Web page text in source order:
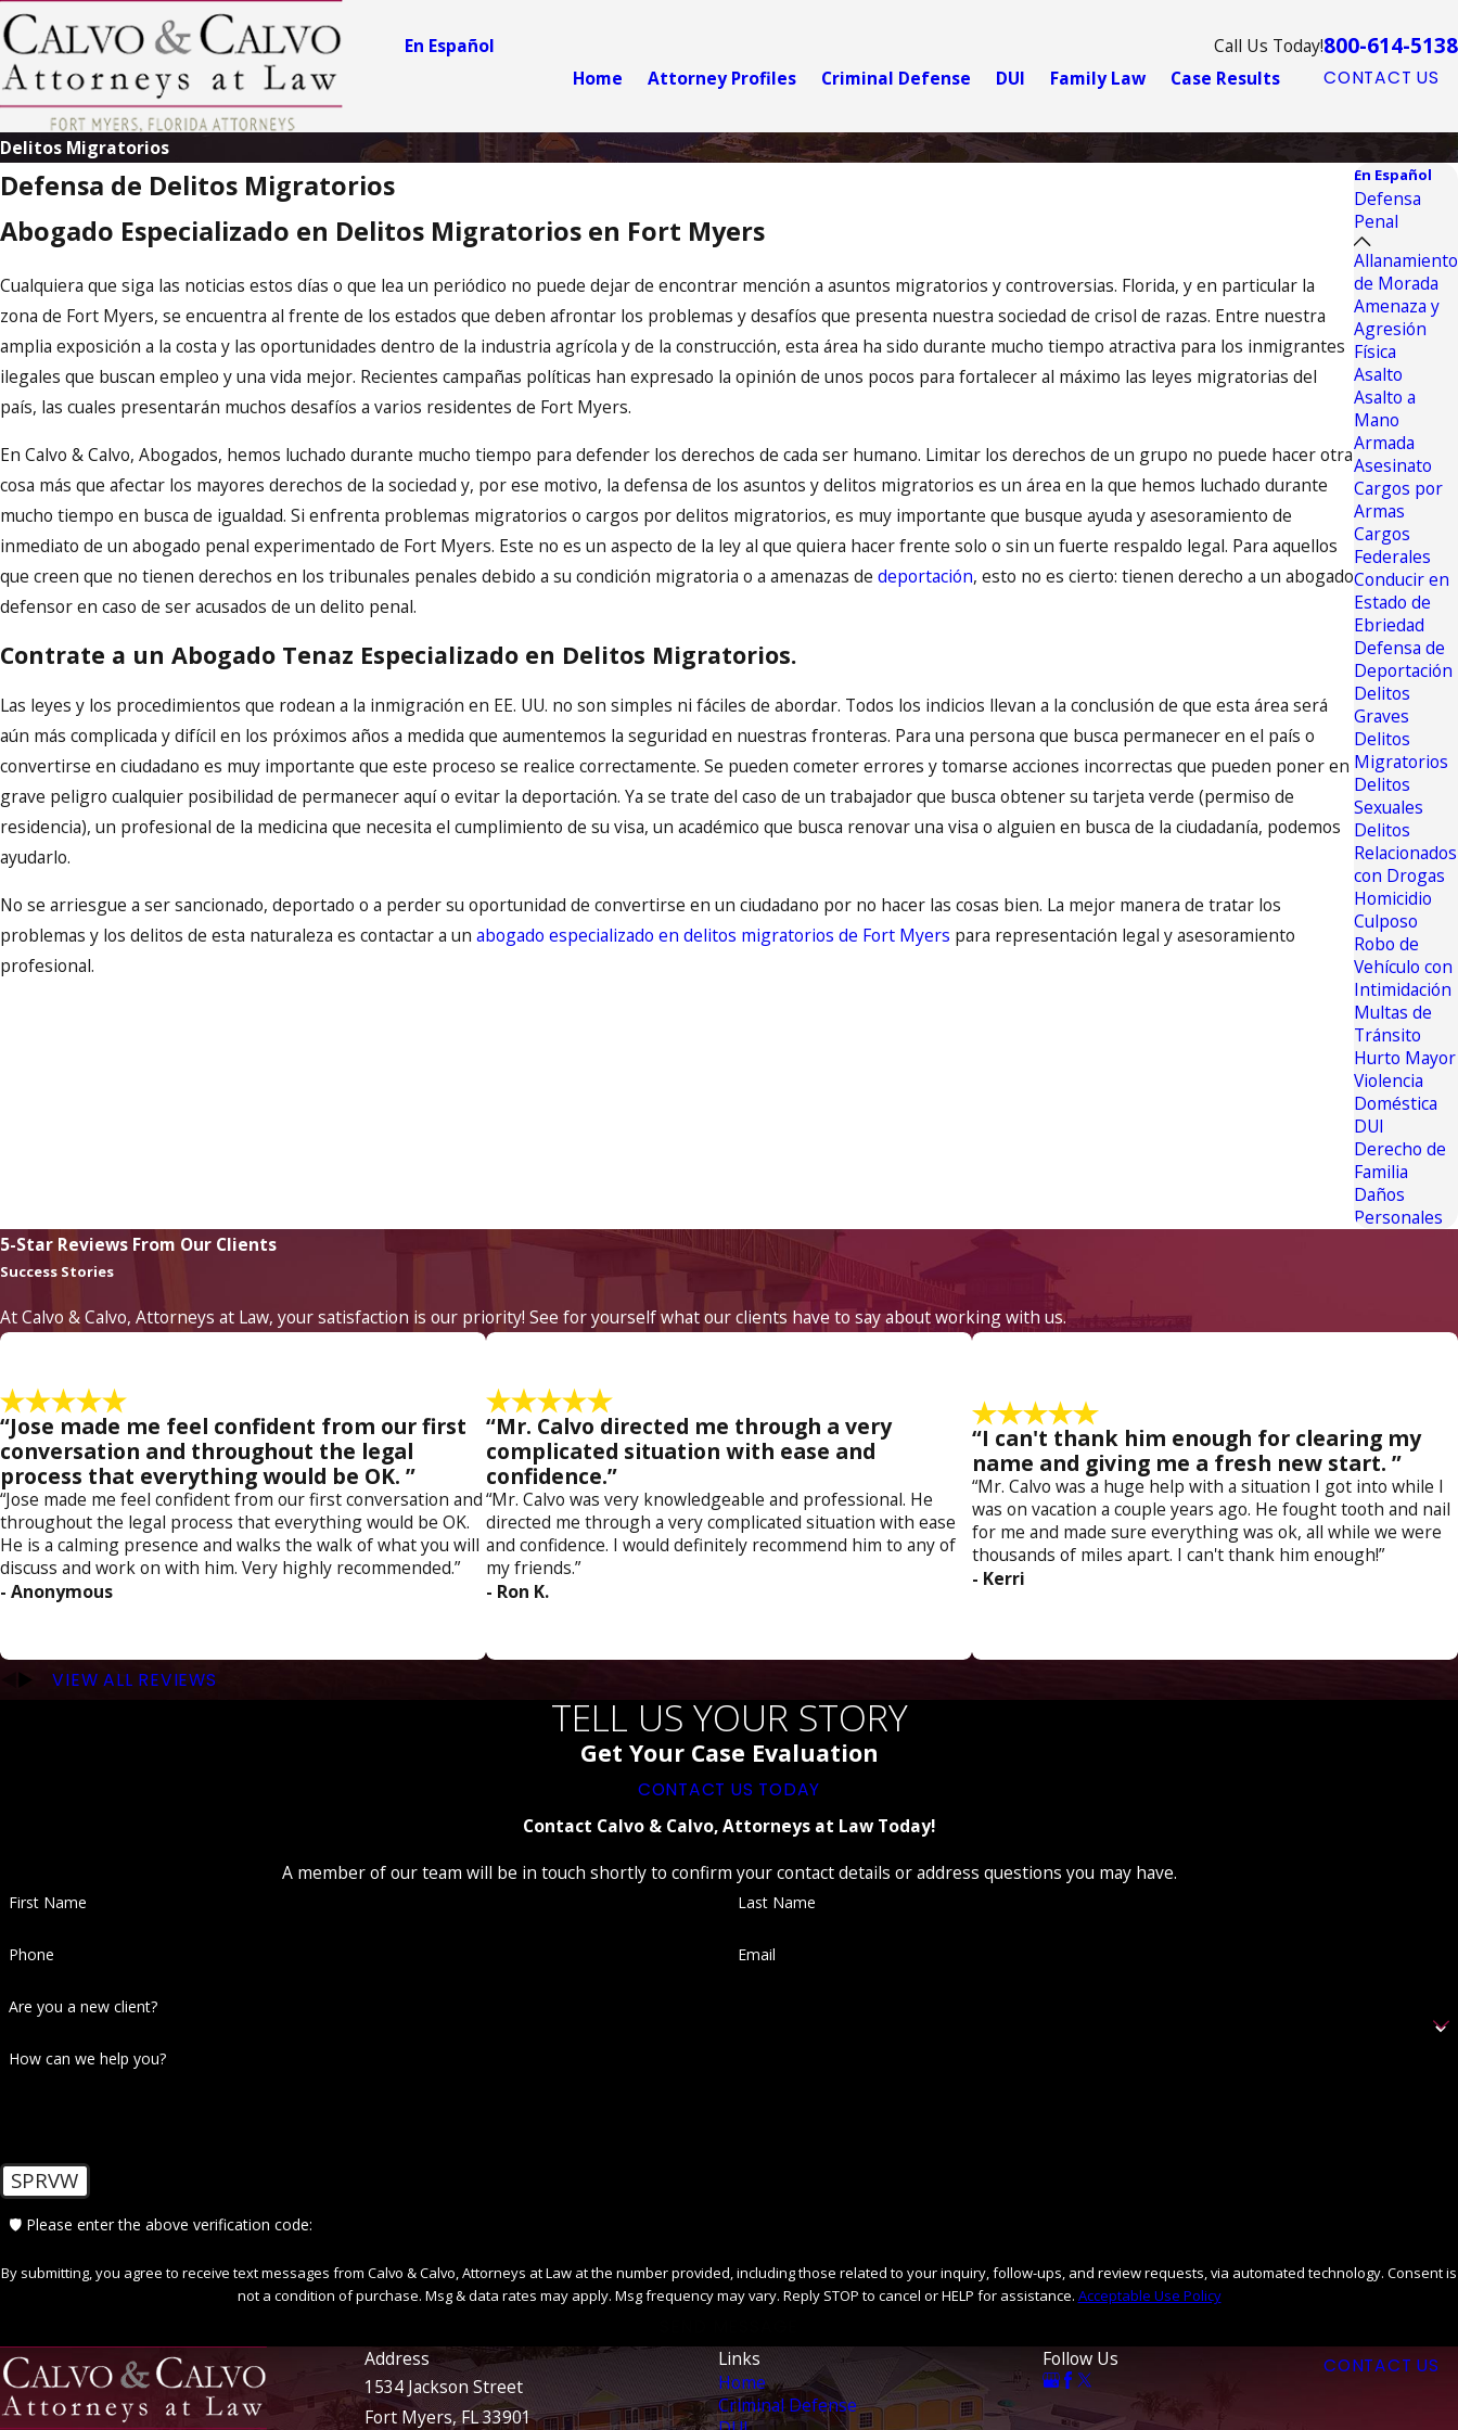
En Español Call Us Today!800-614-5138
Home Attorney Profiles Criminal Defense DUI Family Law Case Results CONTACT US
Delitos Migratorios
Defensa de Delitos Migratorios
Abogado Especializado en Delitos Migratorios en Fort Myers
Cualquiera que siga las noticias estos días o que lea un periódico no puede dejar de encontrar mención a asuntos migratorios y controversias. Florida, y en particular la
zona de Fort Myers, se encuentra al frente de los estados que deben afrontar los problemas y desafíos que presenta nuestra sociedad de crisol de razas. Entre nuestra
amplia exposición a la costa y las oportunidades dentro de la industria agrícola y de la construcción, esta área ha sido durante mucho tiempo atractiva para los inmigrantes
ilegales que buscan empleo y una vida mejor. Recientes campañas políticas han expresado la opinión de unos pocos para fortalecer al máximo las leyes migratorias del
país, las cuales presentarán muchos desafíos a varios residentes de Fort Myers.
En Calvo & Calvo, Abogados, hemos luchado durante mucho tiempo para defender los derechos de cada ser humano. Limitar los derechos de un grupo no puede hacer otra
cosa más que afectar los mayores derechos de la sociedad y, por ese motivo, la defensa de los asuntos y delitos migratorios es un área en la que hemos luchado durante
mucho tiempo en busca de igualdad. Si enfrenta problemas migratorios o cargos por delitos migratorios, es muy importante que busque ayuda y asesoramiento de
inmediato de un abogado penal experimentado de Fort Myers. Este no es un aspecto de la ley al que quiera hacer frente solo o sin un fuerte respaldo legal. Para aquellos
que creen que no tienen derechos en los tribunales penales debido a su condición migratoria o a amenazas de deportación, esto no es cierto: tienen derecho a un abogado
defensor en caso de ser acusados de un delito penal.
Contrate a un Abogado Tenaz Especializado en Delitos Migratorios.
Las leyes y los procedimientos que rodean a la inmigración en EE. UU. no son simples ni fáciles de abordar. Todos los indicios llevan a la conclusión de que esta área será
aún más complicada y difícil en los próximos años a medida que aumentemos la seguridad en nuestras fronteras. Para una persona que busca permanecer en el país o
convertirse en ciudadano es muy importante que este proceso se realice correctamente. Se pueden cometer errores y tomarse acciones incorrectas que pueden poner en
grave peligro cualquier posibilidad de permanecer aquí o evitar la deportación. Ya se trate del caso de un trabajador que busca obtener su tarjeta verde (permiso de
residencia), un profesional de la medicina que necesita el cumplimiento de su visa, un académico que busca renovar una visa o alguien en busca de la ciudadanía, podemos
ayudarlo.
No se arriesgue a ser sancionado, deportado o a perder su oportunidad de convertirse en un ciudadano por no hacer las cosas bien. La mejor manera de tratar los
problemas y los delitos de esta naturaleza es contactar a un abogado especializado en delitos migratorios de Fort Myers para representación legal y asesoramiento
profesional.
En Español
Defensa
Penal
Allanamiento
de Morada
Amenaza y
Agresión
Física
Asalto
Asalto a
Mano
Armada
Asesinato
Cargos por
Armas
Cargos
Federales
Conducir en
Estado de
Ebriedad
Defensa de
Deportación
Delitos
Graves
Delitos
Migratorios
Delitos
Sexuales
Delitos
Relacionados
con Drogas
Homicidio
Culposo
Robo de
Vehículo con
Intimidación
Multas de
Tránsito
Hurto Mayor
Violencia
Doméstica
DUI
Derecho de
Familia
Daños
Personales
5-Star Reviews From Our Clients
Success Stories
At Calvo & Calvo, Attorneys at Law, your satisfaction is our priority! See for yourself what our clients have to say about working with us.
“Jose made me feel confident from our first
conversation and throughout the legal
process that everything would be OK. ”
“Jose made me feel confident from our first conversation and
throughout the legal process that everything would be OK.
He is a calming presence and walks the walk of what you will
discuss and work on with him. Very highly recommended.”
- Anonymous
“Mr. Calvo directed me through a very
complicated situation with ease and
confidence.”
“Mr. Calvo was very knowledgeable and professional. He
directed me through a very complicated situation with ease
and confidence. I would definitely recommend him to any of
my friends.”
- Ron K.
“I can't thank him enough for clearing my
name and giving me a fresh new start. ”
“Mr. Calvo was a huge help with a situation I got into while I
was on vacation a couple years ago. He fought tooth and nail
for me and made sure everything was ok, all while we were
thousands of miles apart. I can't thank him enough!”
- Kerri
VIEW ALL REVIEWS
TELL US YOUR STORY
Get Your Case Evaluation
CONTACT US TODAY
Contact Calvo & Calvo, Attorneys at Law Today!
A member of our team will be in touch shortly to confirm your contact details or address questions you may have.
First Name Last Name
Phone Email
Are you a new client?
How can we help you?
SPRVW
🛡️ Please enter the above verification code:
By submitting, you agree to receive text messages from Calvo & Calvo, Attorneys at Law at the number provided, including those related to your inquiry, follow-ups, and review requests, via automated technology. Consent is
not a condition of purchase. Msg & data rates may apply. Msg frequency may vary. Reply STOP to cancel or HELP for assistance. Acceptable Use Policy
Address
1534 Jackson Street
Fort Myers, FL 33901
Links
Home
Criminal Defense
Follow Us CONTACT US